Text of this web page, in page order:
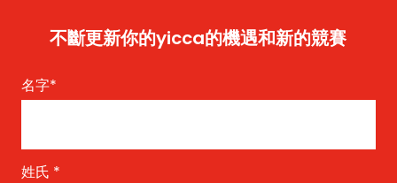
不斷更新你的yicca的機遇和新的競賽
名字*
姓氏 *